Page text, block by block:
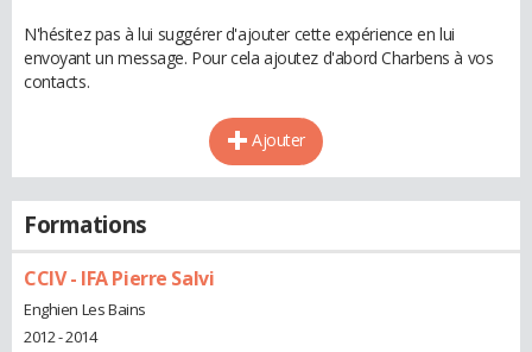
N'hésitez pas à lui suggérer d'ajouter cette expérience en lui
envoyant un message. Pour cela ajoutez d'abord Charbens à vos
contacts.
Ajouter
Formations
CCIV - IFA Pierre Salvi
Enghien Les Bains
2012 - 2014